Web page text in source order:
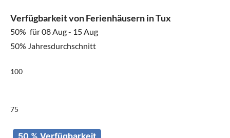
Verfügbarkeit von Ferienhäusern in Tux
50% für 08 Aug - 15 Aug
50% Jahresdurchschnitt
100
75